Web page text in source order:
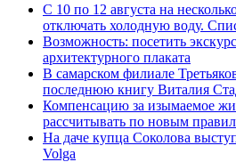
С 10 по 12 августа на
отключать холодную воду.
Возможность: посетить
архитектурного плаката
В самарском филиале
последнюю книгу Виталия
Компенсацию за изымаемое
рассчитывать по новым
На даче купца Соколова
Volga